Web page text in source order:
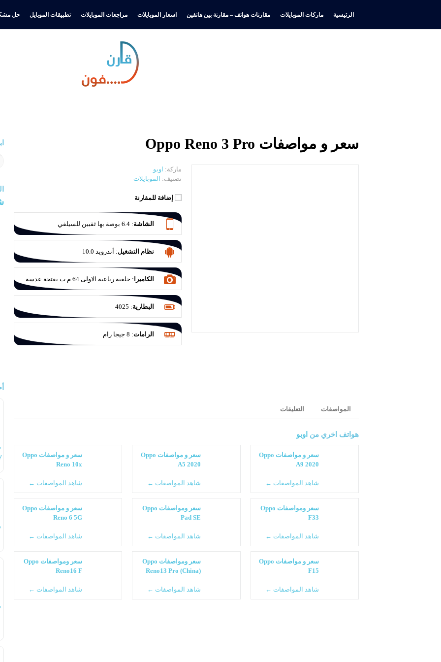
الرئيسية ماركات الموبايلات مقارنات هواتف – مقارنة بين هاتفين اسعار الموبايلات مراجعات الموبايلات تطبيقات الموبايل حل
سعر و مواصفات Oppo Reno 3 Pro
ماركة: اوبو
تصنيف: الموبايلات
إضافة للمقارنة
الشاشة:6.4 بوصة بها ثقبين للسيلفي
نظام التشغيل: أندرويد 10.0
الكاميرا :
خلفية رباعية الاولى 64 م.ب بفتحة عدسة
F/1.8 والثانية للزوم 13 م.ب بفتحة عدسة F/2.4
والثالثة للتصوير الواسع 8 م.ب بفتحة عدسة F/2.2
والرابعة للعزل 2 ميجا بكسل بفتحة عدسة F/2.4
البطارية:
4025
الرامات: 8 جيجا رام
المواصفات التعليقات
هواتف اخري من اوبو
سعر و مواصفات Oppo
A9 2020
شاهد المواصفات ←
سعر و مواصفات Oppo
A5 2020
شاهد المواصفات ←
سعر و مواصفات Oppo
Reno 10x
شاهد المواصفات ←
سعر ومواصفات Oppo
F33
شاهد المواصفات ←
سعر ومواصفات Oppo
Pad SE
شاهد المواصفات ←
سعر و مواصفات Oppo
Reno 6 5G
شاهد المواصفات ←
سعر و مواصفات Oppo
F15
شاهد المواصفات ←
سعر ومواصفات Oppo
Reno13 Pro (China)
شاهد المواصفات ←
سعر ومواصفات Oppo
Reno16 F
شاهد المواصفات ←